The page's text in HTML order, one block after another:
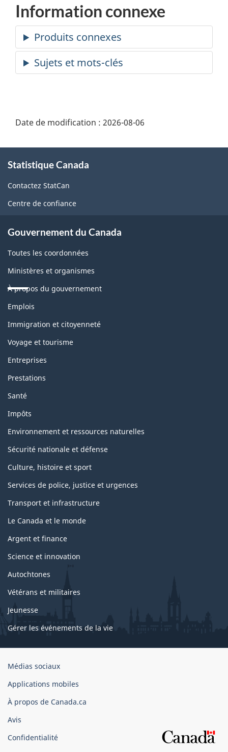
Information connexe
Date de modification : 2026-08-06
propos
de
ce
Statistique Canada
Contactez StatCan
Centre de confiance
Gouvernement du Canada
Toutes les coordonnées
Ministères et organismes
À propos du gouvernement
Thèmes
sujets
Emplois
Immigration et citoyenneté
Voyage et tourisme
Entreprises
Prestations
Santé
Impôts
Environnement et ressources naturelles
Sécurité nationale et défense
Culture, histoire et sport
Services de police, justice et urgences
Transport et infrastructure
Le Canada et le monde
Argent et finance
Science et innovation
Autochtones
Vétérans et militaires
Jeunesse
Gérer les événements de la vie
Organisation
gouvernement
du
Canada
Médias sociaux
Applications mobiles
À propos de Canada.ca
Avis
Confidentialité